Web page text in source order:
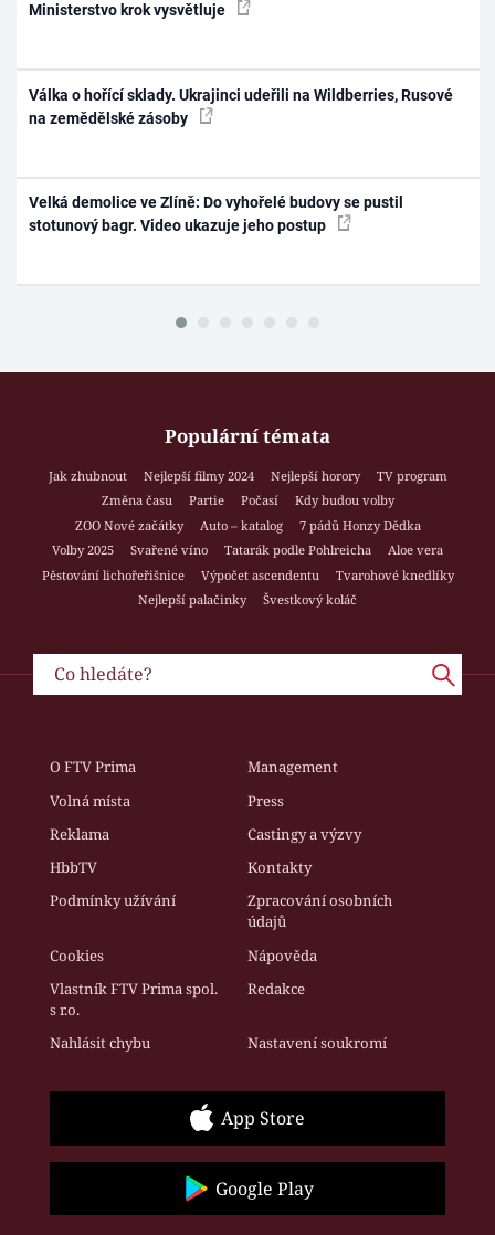
Ministerstvo krok vysvětluje
Válka o hořící sklady. Ukrajinci udeřili na Wildberries, Rusové
na zemědělské zásoby
Velká demolice ve Zlíně: Do vyhořelé budovy se pustil
stotunový bagr. Video ukazuje jeho postup
Populární témata
Jak zhubnout Nejlepší filmy 2024 Nejlepší horory
TV program
Změna času
Partie Počasí
Kdy budou volby
ZOO Nové začátky
Auto – katalog
7 pádů Honzy Dědka
Volby 2025
Svařené víno Tatarák podle Pohlreicha
Aloe vera
Pěstování lichořeřišnice
Výpočet ascendentu
Tvarohové knedlíky
Nejlepší palačinky
Švestkový koláč
O FTV Prima
Management
Volná místa
Press
Reklama
Castingy a výzvy
HbbTV
Kontakty
Podmínky užívání
Zpracování osobních
údajů
Cookies
Nápověda
Vlastník FTV Prima spol.
s r.o.
Redakce
Nahlásit chybu Nastavení soukromí
App Store
Google Play